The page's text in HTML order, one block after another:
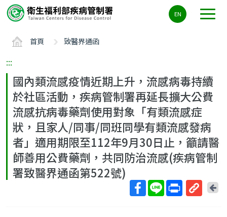
要
ALT+C
EN
首頁 致醫界通函
:::
國內類流感疫情近期上升，流感病毒持續
於社區活動，疾病管制署再延長擴大公費
流感抗病毒藥劑使用對象「有類流感症
狀，且家人/同事/同班同學有類流感發病
者」適用期限至112年9月30日止，籲請醫
師善用公費藥劑，共同防治流感(疾病管制
署致醫界通函第522號)
回